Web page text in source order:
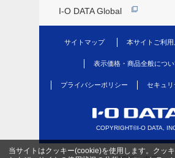
I-O DATA Global
サイトマップ 本サイトご利
表示価格・商品全般につい
プライバシーポリシー セキュ
COPYRIGHT©I-O DATA,
当サイトはクッキー(cookie)を使用します。クッ